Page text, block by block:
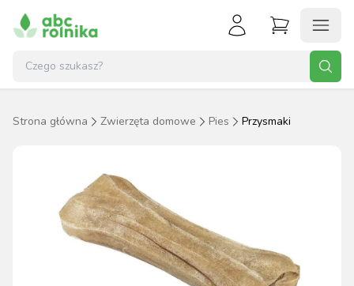
Strona główna Zwierzęta domowe Pies Przysmaki